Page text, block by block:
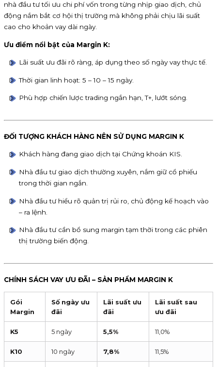
nhà đầu tư tối ưu chi phí vốn trong từng nhịp giao dịch, chủ
động nắm bắt cơ hội thị trường mà không phải chịu lãi suất
cao cho khoản vay dài ngày.
Ưu điểm nổi bật của Margin K:
Lãi suất ưu đãi rõ ràng, áp dụng theo số ngày vay thực tế.
Thời gian linh hoạt: 5 – 10 – 15 ngày.
Phù hợp chiến lược trading ngắn hạn, T+, lướt sóng.
ĐỐI TƯỢNG KHÁCH HÀNG NÊN SỬ DỤNG MARGIN K
Khách hàng đang giao dịch tại Chứng khoán KIS.
Nhà đầu tư giao dịch thường xuyên, nắm giữ cổ phiếu
trong thời gian ngắn.
Nhà đầu tư hiểu rõ quản trị rủi ro, chủ động kế hoạch vào
– ra lệnh.
Nhà đầu tư cần bổ sung margin tạm thời trong các phiên
thị trường biến động.
CHÍNH SÁCH VAY ƯU ĐÃI – SẢN PHẨM MARGIN K
Gói
Margin
Số ngày ưu
đãi
Lãi suất ưu
đãi
Lãi suất sau
ưu đãi
K5 5 ngày 5,5% 11,0%
K10 10 ngày 7,8% 11,5%